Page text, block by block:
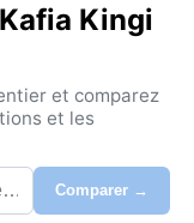
Kingi
et comparez
et les
Comparer →